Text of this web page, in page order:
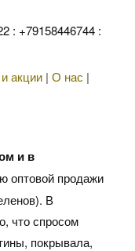
: +79158446744 :
акции | О нас |
и в
оптовой продажи
В
что спросом
покрывала,